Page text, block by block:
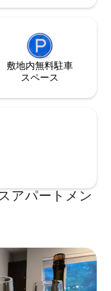
敷地内無料駐⁠車
ス⁠ペ⁠ー⁠ス
アパートメン